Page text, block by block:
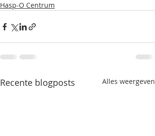
Hasp-O Centrum
Recente blogposts Alles weergeven